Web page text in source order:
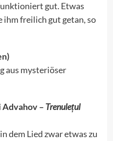
gut. Etwas
freilich gut getan, so
aus mysteriöser
Advahov – Trenulețul
dem Lied zwar etwas zu